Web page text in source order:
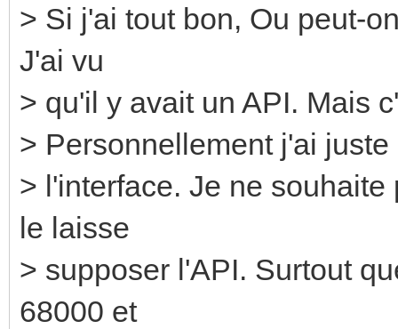
> Si j'ai tout bon, Ou peut-
J'ai vu
> qu'il y avait un API. Mais
> Personnellement j'ai
> l'interface. Je ne
le laisse
> supposer l'API. Surtout
68000 et